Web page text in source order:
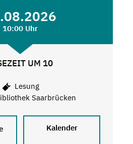
10:00 Uhr
UM 10
Lesung
Saarbrücken
Kalender